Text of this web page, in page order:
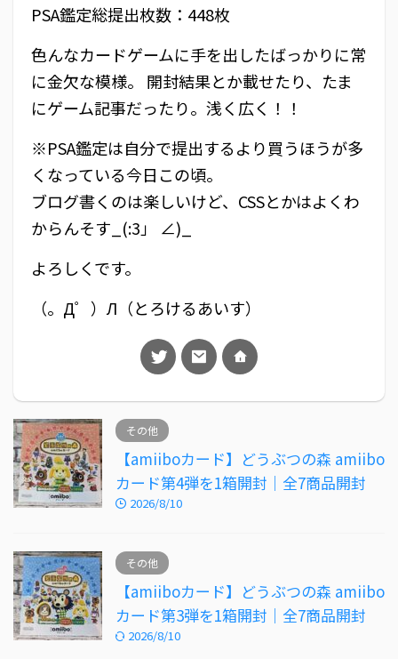
PSA鑑定総提出枚数：448枚
色んなカードゲームに手を出したばっかりに常
に金欠な模様。 開封結果とか載せたり、たま
にゲーム記事だったり。浅く広く！！
※PSA鑑定は自分で提出するより買うほうが多
くなっている今日この頃。
ブログ書くのは楽しいけど、CSSとかはよくわ
からんそす_(:3」 ∠)_
よろしくです。
（。Д゜）Л（とろけるあいす）
その他
【amiiboカード】どうぶつの森 amiibo
カード第4弾を1箱開封｜全7商品開封
2026/8/10
その他
【amiiboカード】どうぶつの森 amiibo
カード第3弾を1箱開封｜全7商品開封
2026/8/10